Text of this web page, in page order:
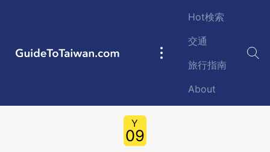
GuideToTaiwan.com
Main
Hot検索
交通
旅行指南
About
Y
09